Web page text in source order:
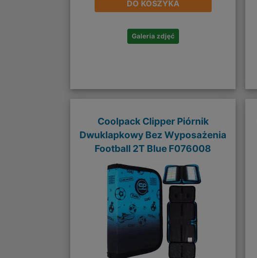
DO KOSZYKA
Galeria zdjęć
Coolpack Clipper Piórnik
Dwuklapkowy Bez Wyposażenia
Football 2T Blue F076008